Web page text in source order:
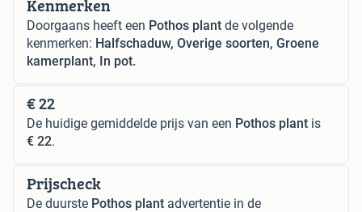
Kenmerken
Doorgaans heeft een Pothos plant de volgende
kenmerken: Halfschaduw, Overige soorten, Groene
kamerplant, In pot.
€ 22
De huidige gemiddelde prijs van een Pothos plant is
€ 22.
Prijscheck
De duurste Pothos plant advertentie in de